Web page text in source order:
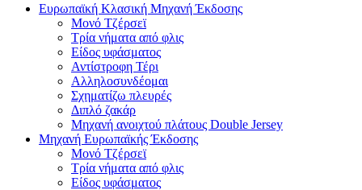
Ευρωπαϊκή Κλασική Μηχανή Έκδοσης
Μονό Τζέρσεϊ
Τρία νήματα από φλις
Είδος υφάσματος
Αντίστροφη Τέρι
Αλληλοσυνδέομαι
Σχηματίζω πλευρές
Διπλό ζακάρ
Μηχανή ανοιχτού πλάτους Double Jersey
Μηχανή Ευρωπαϊκής Έκδοσης
Μονό Τζέρσεϊ
Τρία νήματα από φλις
Είδος υφάσματος